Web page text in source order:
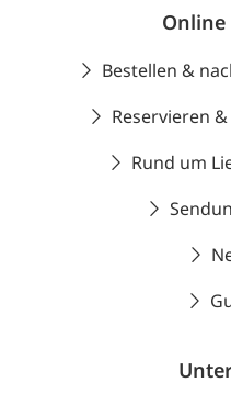
Bestellen &
Reservieren
Rund um